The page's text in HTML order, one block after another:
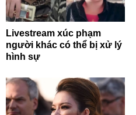
Livestream xúc phạm
người khác có thể bị xử lý
hình sự